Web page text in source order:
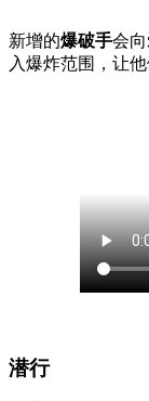
新增的爆破手会
入爆炸范围，让他
潜行